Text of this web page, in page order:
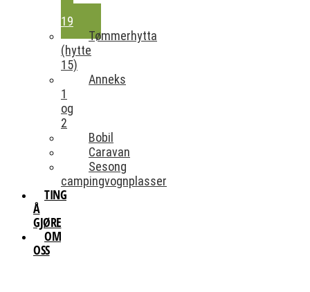
19
Tømmerhytta
(hytte
15)
Anneks
1
og
2
Bobil
Caravan
Sesong
campingvognplasser
TING
Å
GJØRE
OM
OSS